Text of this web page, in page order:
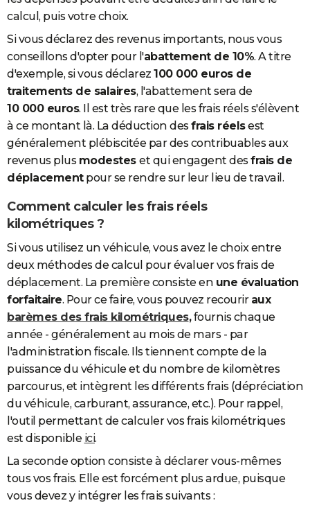
calcul, puis votre choix.
Si vous déclarez des revenus importants, nous vous
conseillons d'opter pour l'abattement de 10%. A titre
d'exemple, si vous déclarez 100 000 euros de
traitements de salaires, l'abattement sera de
10 000 euros. Il est très rare que les frais réels s'élèvent
à ce montant là. La déduction desfrais réelsest
généralement plébiscitée par des contribuables aux
revenus plus modestes et qui engagent desfrais de
déplacementpour se rendre sur leur lieu de travail.
Comment calculer les frais réels
kilométriques ?
Si vous utilisez un véhicule, vous avez le choix entre
deux méthodes de calcul pour évaluer vos frais de
déplacement. La première consiste en une évaluation
forfaitaire. Pour ce faire, vous pouvez recourir aux
barèmes des frais kilométriques,fournis chaque
année - généralement au mois de mars - par
l'administration fiscale. Ils tiennent compte de la
puissance du véhicule et du nombre de kilomètres
parcourus, et intègrent les différents frais (dépréciation
du véhicule, carburant, assurance, etc.). Pour rappel,
l'outil permettant de calculer vos frais kilométriques
est disponible ici.
La seconde option consiste à déclarer vous-mêmes
tous vos frais. Elle est forcément plus ardue, puisque
vous devez y intégrer les frais suivants :